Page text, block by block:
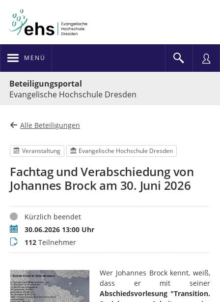
MENÜ
Beteiligungsportal
Evangelische Hochschule Dresden
Alle Beteiligungen
Veranstaltung Evangelische Hochschule Dresden
Fachtag und Verabschiedung von
Johannes Brock am 30. Juni 2026
StatusKürzlich beendet
Termin30.06.2026 13:00 Uhr
Teilnehmer
112 Teilnehmer
Wer Johannes Brock kennt, weiß,
dass er mit seiner
Abschiedsvorlesung "Transition.